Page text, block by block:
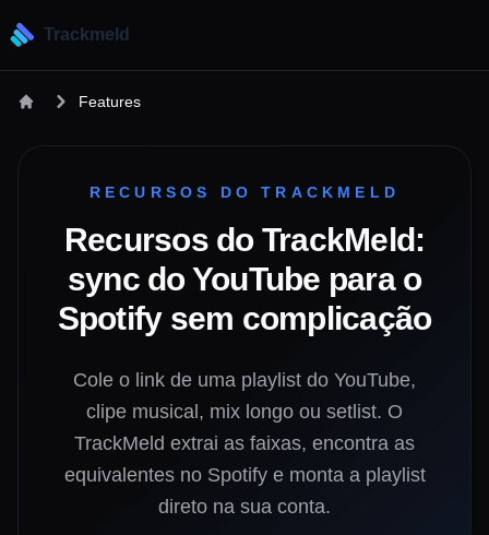
Trackmeld
Features
RECURSOS DO TRACKMELD
Recursos do TrackMeld:
sync do YouTube para o
Spotify sem complicação
Cole o link de uma playlist do YouTube,
clipe musical, mix longo ou setlist. O
TrackMeld extrai as faixas, encontra as
equivalentes no Spotify e monta a playlist
direto na sua conta.